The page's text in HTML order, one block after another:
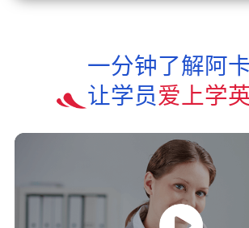
一分钟了解阿
让学员爱上学